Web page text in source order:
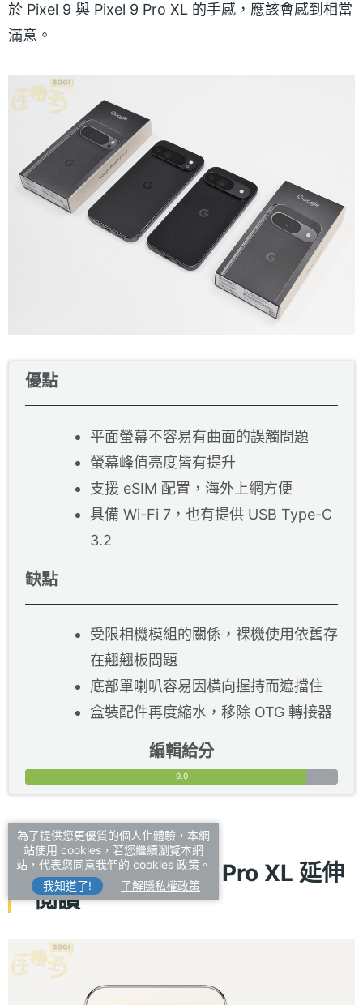
於 Pixel 9 與 Pixel 9 Pro XL 的手感，應該會感到相當
滿意。
優點
平面螢幕不容易有曲面的誤觸問題
螢幕峰值亮度皆有提升
支援 eSIM 配置，海外上網方便
具備 Wi-Fi 7，也有提供 USB Type-C
3.2
缺點
受限相機模組的關係，裸機使用依舊存
在翹翹板問題
底部單喇叭容易因橫向握持而遮擋住
盒裝配件再度縮水，移除 OTG 轉接器
編輯給分
9.0
Pixel 9 與 Pixel 9 Pro XL 延伸
閱讀
為了提供您更優質的個人化體驗，本網
站使用 cookies，若您繼續瀏覽本網
站，代表您同意我們的 cookies 政策。
我知道了!
了解隱私權政策